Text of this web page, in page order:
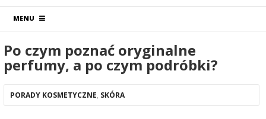
MENU
Po czym poznać oryginalne
perfumy, a po czym podróbki?
PORADY KOSMETYCZNE, SKÓRA